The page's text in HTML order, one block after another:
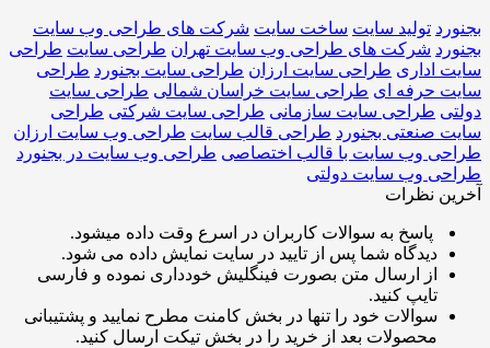
تولید سایت ساخت سایت شرکت های طراحی وب سایت
شرکت های طراحی وب سایت تهران طراحی سایت طراحی
طراحی سایت ارزان طراحی سایت بجنورد طراحی
ای طراحی سایت خراسان شمالی طراحی سایت
سایت سازمانی طراحی سایت شرکتی طراحی
بجنورد طراحی قالب سایت طراحی وب سایت ارزان
وب سایت با قالب اختصاصی طراحی وب سایت در بجنورد
وب سایت دولتی
به سوالات کاربران در اسرع وقت داده میشود.
شما پس از تایید در سایت نمایش داده می شود.
ارسال متن بصورت فینگلیش خودداری نموده و فارسی
کنید.
خود را تنها در بخش کامنت مطرح نمایید و پشتیبانی
بعد از خرید را در بخش تیکت ارسال کنید.